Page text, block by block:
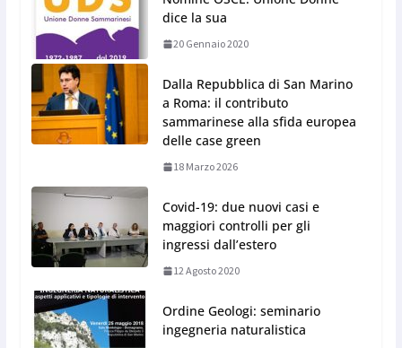
dice la sua
20 Gennaio 2020
Dalla Repubblica di San Marino
a Roma: il contributo
sammarinese alla sfida europea
delle case green
18 Marzo 2026
Covid-19: due nuovi casi e
maggiori controlli per gli
ingressi dall’estero
12 Agosto 2020
Ordine Geologi: seminario
ingegneria naturalistica